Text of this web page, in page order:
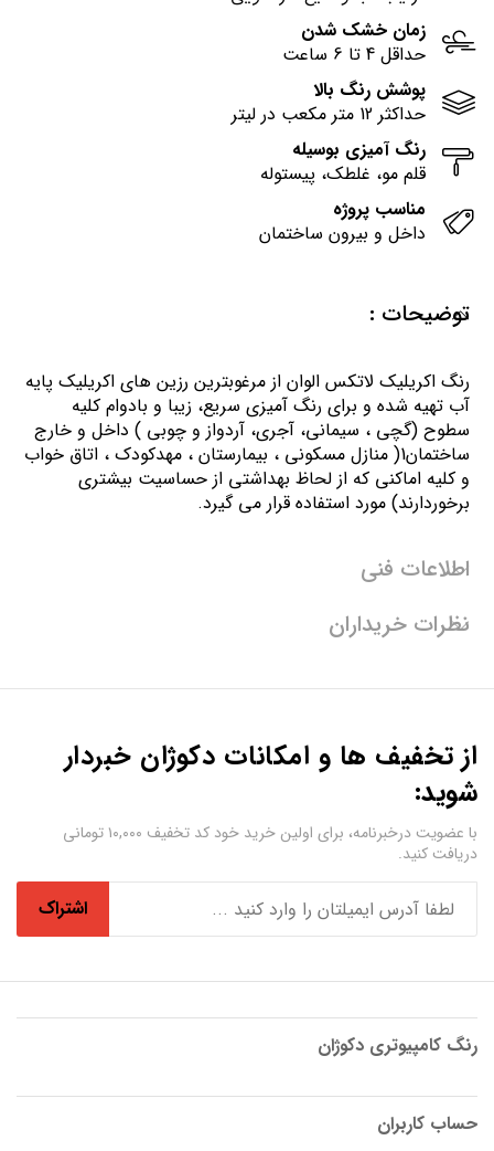
زمان خشک شدن
حداقل 4 تا 6 ساعت
پوشش رنگ بالا
حداکثر 12 متر مکعب در لیتر
رنگ آمیزی بوسیله
قلم مو، غلطک، پیستوله
مناسب پروژه
داخل و بیرون ساختمان
توضیحات :
رنگ اكريليك لاتكس الوان از مرغوبترين رزين هاي اكريليك پايه
آب تهيه شده و برای رنگ آمیزی سریع، زیبا و بادوام کلیه
سطوح (گچی ، سیمانی، آجری، آردواز و چوبی ) داخل و خارج
ساختمان1( منازل مسكوني ، بيمارستان ، مهدكودك ، اتاق خواب
و كليه اماكني كه از لحاظ بهداشتي از حساسيت بيشتري
برخوردارند) مورد استفاده قرار می گیرد.
اطلاعات فنی
نظرات خریداران
از تخفیف ها و امکانات دکوژان خبردار
شوید:
با عضویت درخبرنامه، برای اولین خرید خود کد تخفیف ۱۰,۰۰۰ تومانی
دریافت کنید.
اشتراک
رنگ کامپیوتری دکوژان
حساب کاربران